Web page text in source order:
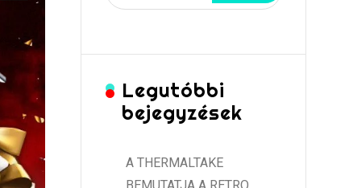
Legutóbbi
bejegyzések
A THERMALTAKE